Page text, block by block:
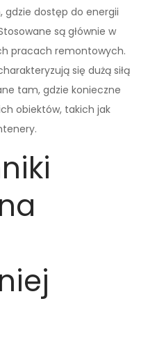
gdzie dostęp do energii
są głównie w
pracach remontowych.
się dużą siłą
tam, gdzie konieczne
obiektów, takich jak